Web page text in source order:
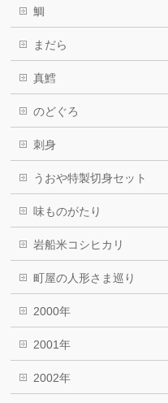
鯛
まだら
真鱈
のどぐろ
刺身
うおや特製切身セット
味ものがたり
岩船米コシヒカリ
町屋の人形さま巡り
2000年
2001年
2002年